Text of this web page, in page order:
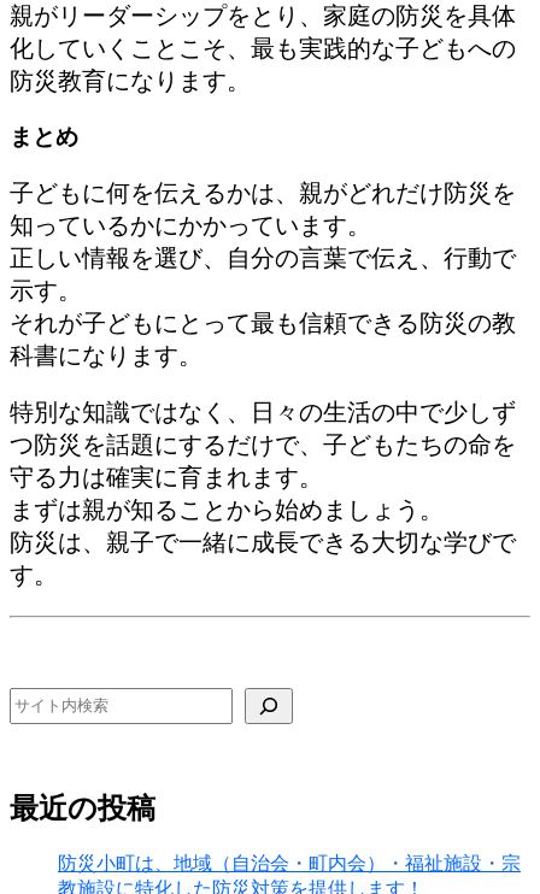
親がリーダーシップをとり、家庭の防災を具体
化していくことこそ、最も実践的な子どもへの
防災教育になります。
まとめ
子どもに何を伝えるかは、親がどれだけ防災を
知っているかにかかっています。
正しい情報を選び、自分の言葉で伝え、行動で
示す。
それが子どもにとって最も信頼できる防災の教
科書になります。
特別な知識ではなく、日々の生活の中で少しず
つ防災を話題にするだけで、子どもたちの命を
守る力は確実に育まれます。
まずは親が知ることから始めましょう。
防災は、親子で一緒に成長できる大切な学びで
す。
検索
最近の投稿
防災小町は、地域（自治会・町内会）・福祉施設・宗
教施設に特化した防災対策を提供します！